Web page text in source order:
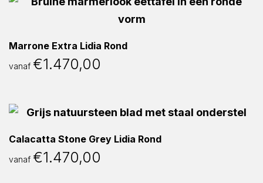
Marrone Extra Lidia Rond
vanaf €1.470,00
Calacatta Stone Grey Lidia Rond
vanaf €1.470,00